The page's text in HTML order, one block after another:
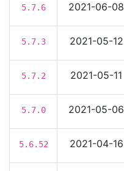
5.7.6 2021-06-08
5.7.3 2021-05-12
5.7.2 2021-05-11
5.7.0 2021-05-06
5.6.52 2021-04-16